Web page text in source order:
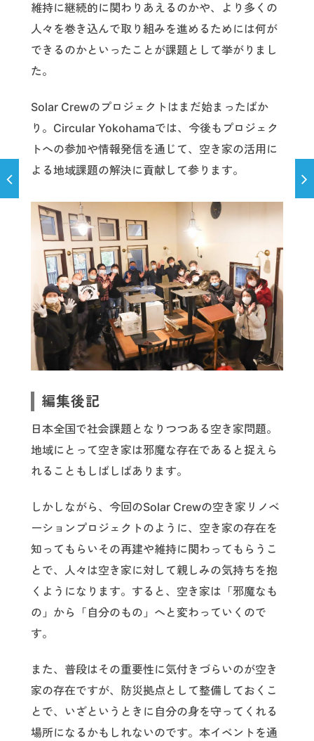
維持に継続的に関わりあえるのかや、より多くの
人々を巻き込んで取り組みを進めるためには何が
できるのかといったことが課題として挙がりまし
た。
Solar Crewのプロジェクトはまだ始まったばか
り。Circular Yokohamaでは、今後もプロジェク
トへの参加や情報発信を通じて、空き家の活用に
よる地域課題の解決に貢献して参ります。
編集後記
日本全国で社会課題となりつつある空き家問題。
地域にとって空き家は邪魔な存在であると捉えら
れることもしばしばあります。
しかしながら、今回のSolar Crewの空き家リノベ
ーションプロジェクトのように、空き家の存在を
知ってもらいその再建や維持に関わってもらうこ
とで、人々は空き家に対して親しみの気持ちを抱
くようになります。すると、空き家は「邪魔なも
の」から「自分のもの」へと変わっていくので
す。
また、普段はその重要性に気付きづらいのが空き
家の存在ですが、防災拠点として整備しておくこ
とで、いざというときに自分の身を守ってくれる
場所になるかもしれないのです。本イベントを通